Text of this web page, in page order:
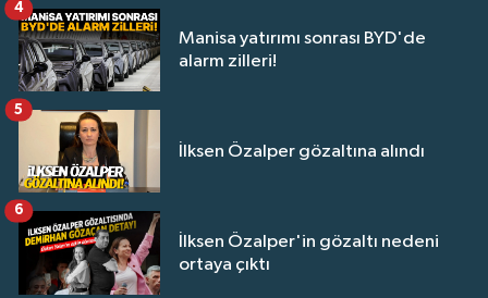
Manisa yatırımı sonrası BYD'de
alarm zilleri!
4
İlksen Özalper gözaltına alındı
5
İlksen Özalper'in gözaltı nedeni
ortaya çıktı
6